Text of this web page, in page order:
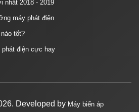
nhất 2018 - 2019
máy phát điện
tốt?
phát điện cực hay
Developed by Máy biến áp